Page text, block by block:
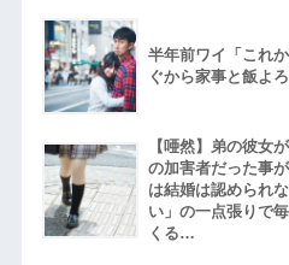
半年前ワイ「これ
ぐから家事と飯よ
【唖然】弟の彼女
の加害者だった事
は結婚は認められ
い」の一点張りで
くる…